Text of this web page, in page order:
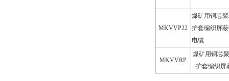
MKVVP22
煤矿用铜芯
护套编织屏
电缆
MKVVRP
煤矿用铜芯
护套编织屏